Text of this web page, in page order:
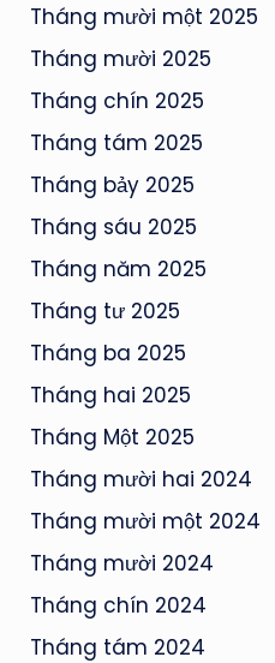
Tháng mười một 2025
Tháng mười 2025
Tháng chín 2025
Tháng tám 2025
Tháng bảy 2025
Tháng sáu 2025
Tháng năm 2025
Tháng tư 2025
Tháng ba 2025
Tháng hai 2025
Tháng Một 2025
Tháng mười hai 2024
Tháng mười một 2024
Tháng mười 2024
Tháng chín 2024
Tháng tám 2024